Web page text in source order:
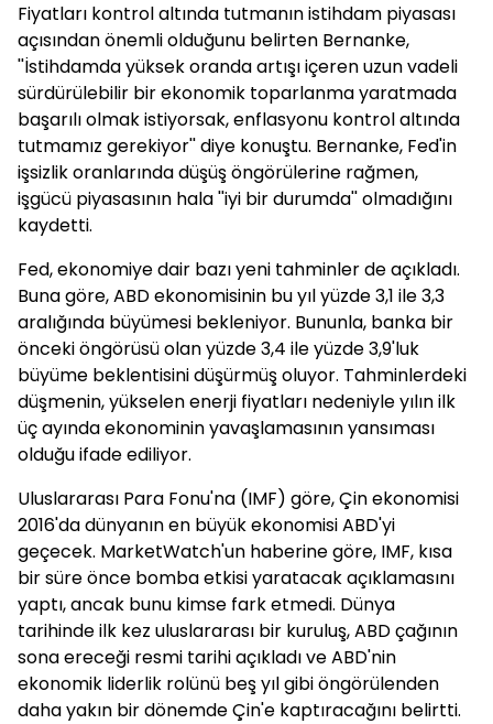
Fiyatları kontrol altında tutmanın istihdam piyasası
açısından önemli olduğunu belirten Bernanke,
''İstihdamda yüksek oranda artışı içeren uzun vadeli
sürdürülebilir bir ekonomik toparlanma yaratmada
başarılı olmak istiyorsak, enflasyonu kontrol altında
tutmamız gerekiyor'' diye konuştu. Bernanke, Fed'in
işsizlik oranlarında düşüş öngörülerine rağmen,
işgücü piyasasının hala ''iyi bir durumda'' olmadığını
kaydetti.
Fed, ekonomiye dair bazı yeni tahminler de açıkladı.
Buna göre, ABD ekonomisinin bu yıl yüzde 3,1 ile 3,3
aralığında büyümesi bekleniyor. Bununla, banka bir
önceki öngörüsü olan yüzde 3,4 ile yüzde 3,9'luk
büyüme beklentisini düşürmüş oluyor. Tahminlerdeki
düşmenin, yükselen enerji fiyatları nedeniyle yılın ilk
üç ayında ekonominin yavaşlamasının yansıması
olduğu ifade ediliyor.
Uluslararası Para Fonu'na (IMF) göre, Çin ekonomisi
2016'da dünyanın en büyük ekonomisi ABD'yi
geçecek. MarketWatch'un haberine göre, IMF, kısa
bir süre önce bomba etkisi yaratacak açıklamasını
yaptı, ancak bunu kimse fark etmedi. Dünya
tarihinde ilk kez uluslararası bir kuruluş, ABD çağının
sona ereceği resmi tarihi açıkladı ve ABD'nin
ekonomik liderlik rolünü beş yıl gibi öngörülenden
daha yakın bir dönemde Çin'e kaptıracağını belirtti.